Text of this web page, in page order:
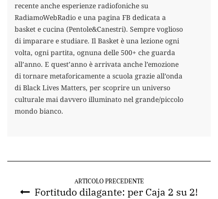
recente anche esperienze radiofoniche su
RadiamoWebRadio e una pagina FB dedicata a
basket e cucina (Pentole&Canestri). Sempre voglioso
di imparare e studiare. Il Basket è una lezione ogni
volta, ogni partita, ognuna delle 500+ che guarda
all’anno. E quest’anno è arrivata anche l’emozione
di tornare metaforicamente a scuola grazie all’onda
di Black Lives Matters, per scoprire un universo
culturale mai davvero illuminato nel grande/piccolo
mondo bianco.
ARTICOLO PRECEDENTE
Fortitudo dilagante: per Caja 2 su 2!